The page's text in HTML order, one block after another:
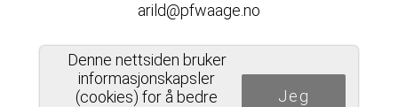
arild@pfwaage.no
Del nettside
Denne nettsiden bruker
informasjonskapsler
(cookies) for å bedre
Jeg